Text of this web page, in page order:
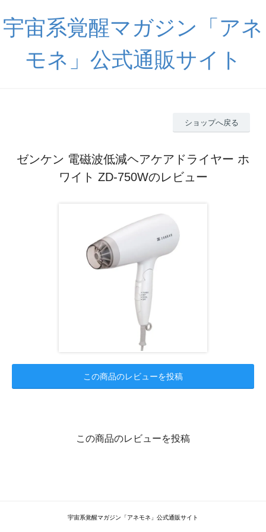
宇宙系覚醒マガジン「アネ
モネ」公式通販サイト
ショップへ戻る
ゼンケン 電磁波低減ヘアケアドライヤー ホ
ワイト ZD-750Wのレビュー
この商品のレビューを投稿
この商品のレビューを投稿
宇宙系覚醒マガジン「アネモネ」公式通販サイト